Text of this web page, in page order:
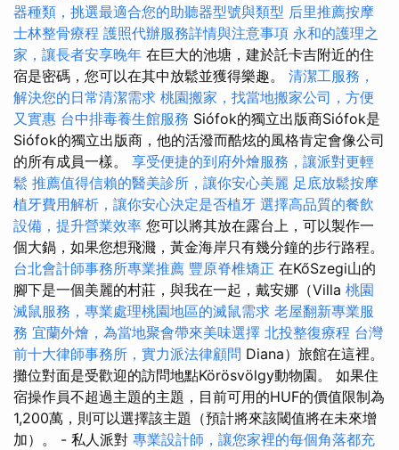
器種類，挑選最適合您的助聽器型號與類型 后里推薦按摩
士林整骨療程 護照代辦服務詳情與注意事項 永和的護理之
家，讓長者安享晚年 在巨大的池塘，建於託卡吉附近的住
宿是密碼，您可以在其中放鬆並獲得樂趣。 清潔工服務，
解決您的日常清潔需求 桃園搬家，找當地搬家公司，方便
又實惠 台中排毒養生館服務 Siófok的獨立出版商Siófok是
Siófok的獨立出版商，他的活潑而酷炫的風格肯定會像公司
的所有成員一樣。 享受便捷的到府外燴服務，讓派對更輕
鬆 推薦值得信賴的醫美診所，讓你安心美麗 足底放鬆按摩
植牙費用解析，讓你安心決定是否植牙 選擇高品質的餐飲
設備，提升營業效率 您可以將其放在露台上，可以製作一
個大鍋，如果您想飛濺，黃金海岸只有幾分鐘的步行路程。
台北會計師事務所專業推薦 豐原脊椎矯正 在KőSzegi山的
腳下是一個美麗的村莊，與我在一起，戴安娜（Villa 桃園
滅鼠服務，專業處理桃園地區的滅鼠需求 老屋翻新專業服
務 宜蘭外燴，為當地聚會帶來美味選擇 北投整復療程 台灣
前十大律師事務所，實力派法律顧問 Diana）旅館在這裡。
攤位對面是受歡迎的訪問地點Körösvölgy動物園。 如果住
宿操作員不超過主題的主題，目前可用的HUF的價值限制為
1,200萬，則可以選擇該主題（預計將來該閾值將在未來增
加）。 - 私人派對 專業設計師，讓您家裡的每個角落都充